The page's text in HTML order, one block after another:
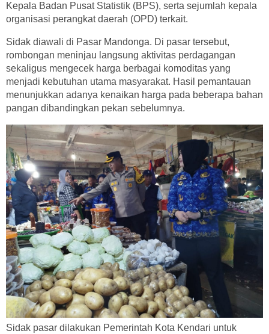
Kepala Badan Pusat Statistik (BPS), serta sejumlah kepala
organisasi perangkat daerah (OPD) terkait.
Sidak diawali di Pasar Mandonga. Di pasar tersebut,
rombongan meninjau langsung aktivitas perdagangan
sekaligus mengecek harga berbagai komoditas yang
menjadi kebutuhan utama masyarakat. Hasil pemantauan
menunjukkan adanya kenaikan harga pada beberapa bahan
pangan dibandingkan pekan sebelumnya.
Sidak pasar dilakukan Pemerintah Kota Kendari untuk